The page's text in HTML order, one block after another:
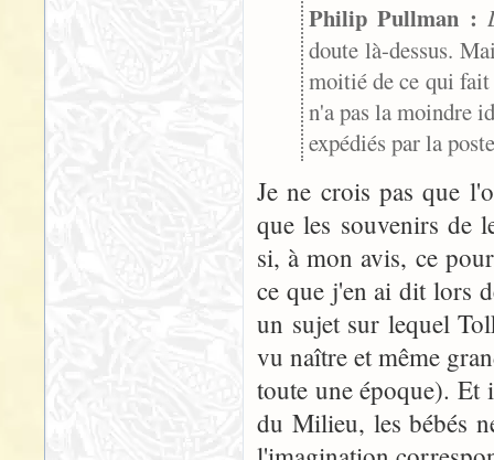
Philip Pullman :
doute là-dessus.
moitié de ce qui
n'a pas la moindre
expédiés par la
Je ne crois pas que
que les souvenirs de
si, à mon avis, ce
ce que j'en ai dit lors
un sujet sur lequel
vu naître et même
toute une époque). Et
du Milieu, les bébés